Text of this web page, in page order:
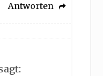
Antworten